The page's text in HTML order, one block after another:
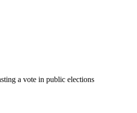
a vote in public elections